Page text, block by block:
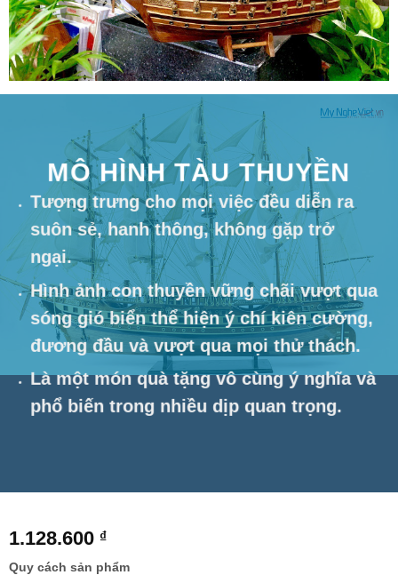
MÔ HÌNH TÀU THUYỀN
Tượng trưng cho mọi việc đều diễn ra
suôn sẻ, hanh thông, không gặp trở
ngại.
Hình ảnh con thuyền vững chãi vượt qua
sóng gió biển thể hiện ý chí kiên cường,
đương đầu và vượt qua mọi thử thách.
Là một món quà tặng vô cùng ý nghĩa và
phổ biến trong nhiều dịp quan trọng.
1.128.600 ₫
Quy cách sản phẩm